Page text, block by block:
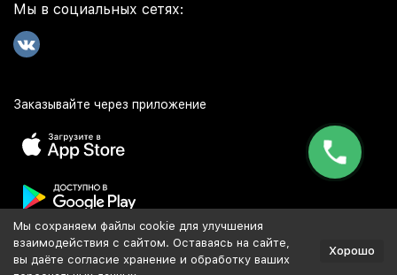
Заказать книги с доставкой в другие города
России
Интернет-магазиносуществляет доставку в любой город
России. Среди них:
. Забрать заказ из магазина
можно в Краснодаре, Анапе и Новороссийске.
Мы в социальных сетях:
Заказывайте через приложение
Популярное
Мы сохраняем файлы cookie для улучшения
взаимодействия с сайтом. Оставаясь на сайте,
вы даёте согласие хранение и обработку ваших
Хорошо